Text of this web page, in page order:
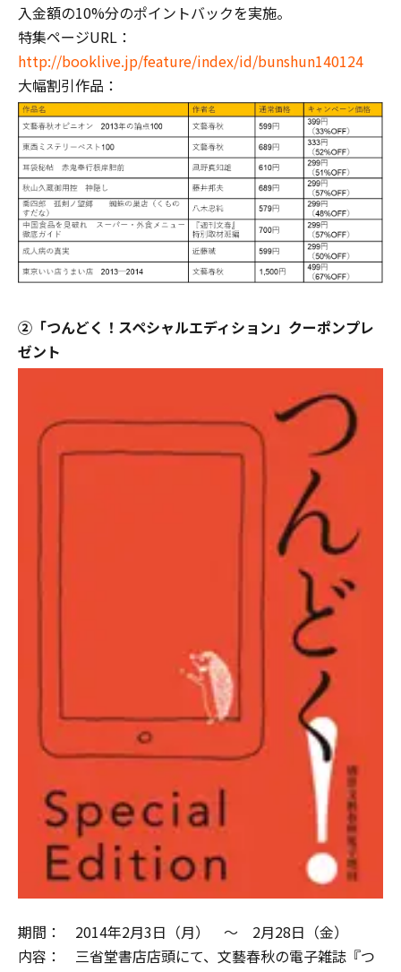
入金額の10%分のポイントバックを実施。
特集ページURL：
http://booklive.jp/feature/index/id/bunshun140124
大幅割引作品：
②「つんどく！スペシャルエディション」クーポンプレ
ゼント
期間： 2014年2月3日（月） ～ 2月28日（金）
内容： 三省堂書店店頭にて、文藝春秋の電子雑誌『つ